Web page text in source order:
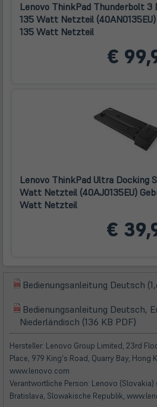
Lenovo ThinkPad Thunderbolt 3
135 Watt Netzteil
135 Watt Netzteil
€
Lenovo ThinkPad Ultra Docking
Watt Netzteil (40AJ0135EU)
Watt Netzteil
€
in
neuem
Tab)
Bedienungsanleitung Deutsch
(öffnet
in
neuem
Tab)
Bedienungsanleitung Deutsch,
Niederländisch (136 KB PDF)
in
Tab)
Hersteller: Lenovo Group Limited, 23rd
Place, 979 King's Road, Quarry Bay, Hong
www.lenovo.com
Verantwortliche Person: Lenovo (Slovakia)
Bratislava, Slowakische Republik,